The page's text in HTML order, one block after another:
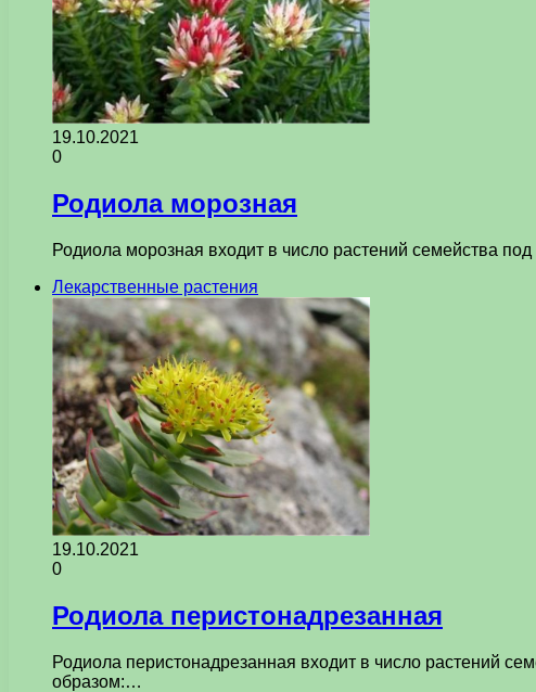
19.10.2021
0
Родиола морозная
Родиола морозная входит в число растений семейства
Лекарственные растения
19.10.2021
0
Родиола перистонадрезанная
Родиола перистонадрезанная входит в число растений
образом:…